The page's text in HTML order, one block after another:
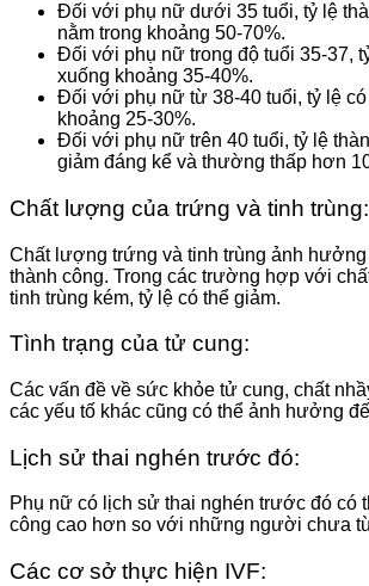
Đối với phụ nữ dưới 35 tuổi, tỷ lệ
nằm trong khoảng 50-70%.
Đối với phụ nữ trong độ tuổi 35-37,
xuống khoảng 35-40%.
Đối với phụ nữ từ 38-40 tuổi, tỷ lệ
khoảng 25-30%.
Đối với phụ nữ trên 40 tuổi, tỷ lệ
giảm đáng kể và thường thấp hơn
Chất lượng của trứng và tinh trùng:
Chất lượng trứng và tinh trùng ảnh
thành công. Trong các trường hợp với
tinh trùng kém, tỷ lệ có thể giảm.
Tình trạng của tử cung:
Các vấn đề về sức khỏe tử cung, chất
các yếu tố khác cũng có thể ảnh hưởng
Lịch sử thai nghén trước đó:
Phụ nữ có lịch sử thai nghén trước đó có
công cao hơn so với những người chưa
Các cơ sở thực hiện IVF: